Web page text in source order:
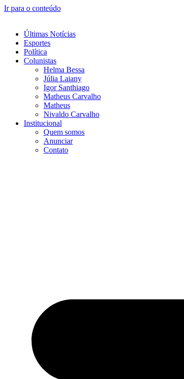
Ir para o conteúdo
Últimas Notícias
Esportes
Política
Colunistas
Helma Bessa
Júlia Laiany
Igor Santhiago
Matheus Carvalho
Matheus
Nivaldo Carvalho
Institucional
Quem somos
Anunciar
Contato